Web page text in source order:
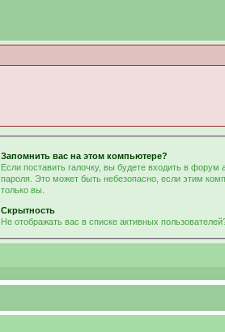
Запомнить вас на этом компьютере?
Если поставить галочку, вы будете входить в форум
пароля. Это может быть небезопасно, если этим
только вы.
Скрытность
Не отображать вас в списке активных